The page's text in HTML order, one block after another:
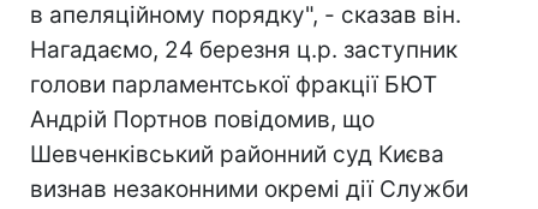
в апеляційному порядку", - сказав він.
Нагадаємо, 24 березня ц.р. заступник
голови парламентської фракції БЮТ
Андрій Портнов повідомив, що
Шевченківський районний суд Києва
визнав незаконними окремі дії Служби